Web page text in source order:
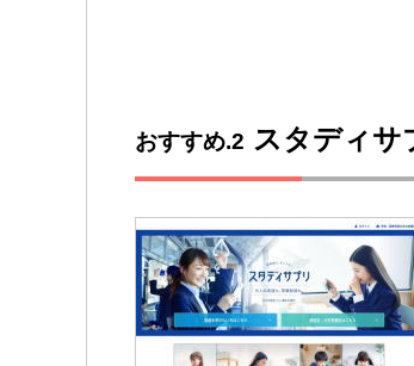
おすすめ.2 スタディサ